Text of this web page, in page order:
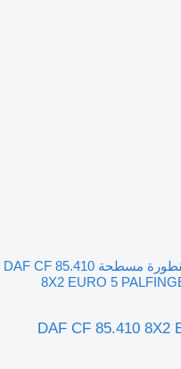
عربة مقطورة مسطحة DAF CF 85.410
8X2 EURO 5
DAF CF 85.410 8X2